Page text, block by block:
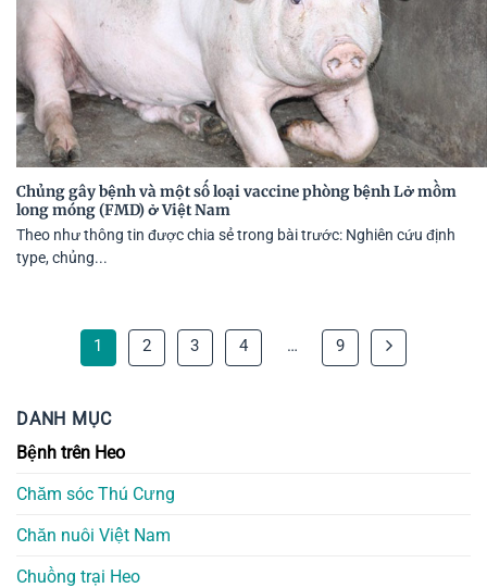
Chủng gây bệnh và một số loại vaccine phòng bệnh Lở mồm
long móng (FMD) ở Việt Nam
Theo như thông tin được chia sẻ trong bài trước: Nghiên cứu định
type, chủng...
1 2 3 4 … 9
DANH MỤC
Bệnh trên Heo
Chăm sóc Thú Cưng
Chăn nuôi Việt Nam
Chuồng trại Heo